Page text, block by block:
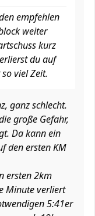
empfehlen
weiter
kurz
du auf
viel Zeit.
ganz schlecht.
große Gefahr,
Da kann ein
den ersten KM
ersten 2km
Minute verliert
5:41er